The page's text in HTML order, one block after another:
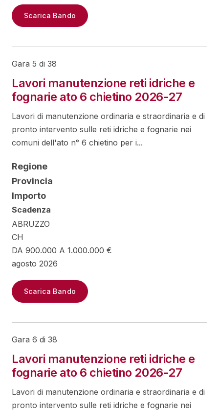
Scarica Bando
Gara 5 di 38
Lavori manutenzione reti idriche e
fognarie ato 6 chietino 2026-27
Lavori di manutenzione ordinaria e straordinaria e di
pronto intervento sulle reti idriche e fognarie nei
comuni dell'ato n° 6 chietino per i...
Regione
Provincia
Importo
Scadenza
ABRUZZO
CH
DA 900.000 A 1.000.000 €
agosto 2026
Scarica Bando
Gara 6 di 38
Lavori manutenzione reti idriche e
fognarie ato 6 chietino 2026-27
Lavori di manutenzione ordinaria e straordinaria e di
pronto intervento sulle reti idriche e fognarie nei